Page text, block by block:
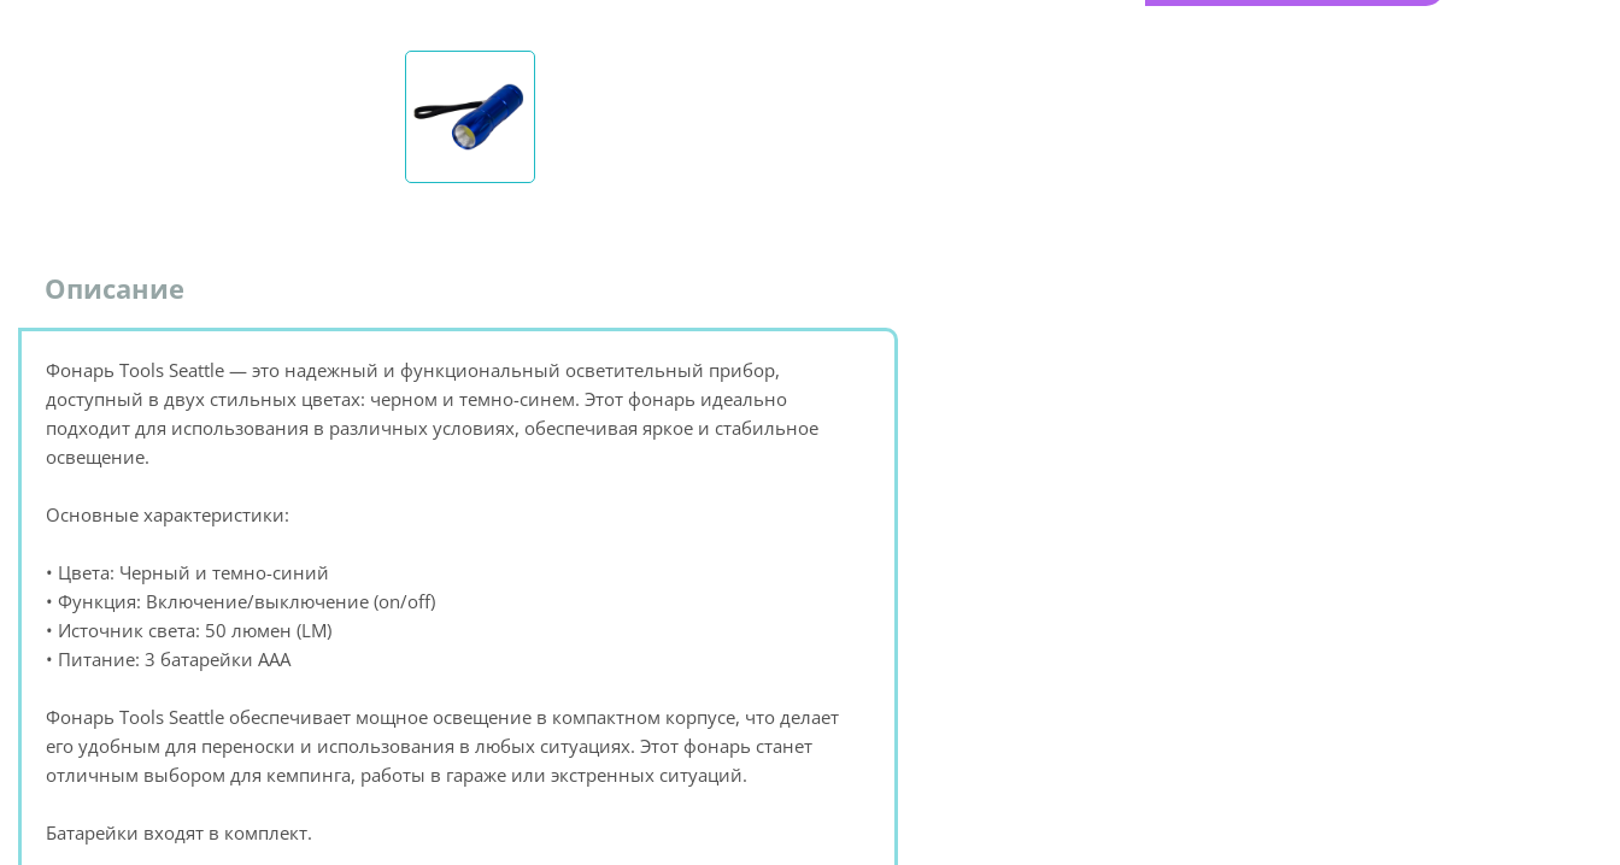
Описание
Фонарь Tools Seattle — это надежный и функциональный осветительный прибор,
доступный в двух стильных цветах: черном и темно-синем. Этот фонарь идеально
подходит для использования в различных условиях, обеспечивая яркое и стабильное
освещение.
Основные характеристики:
• Цвета: Черный и темно-синий
• Функция: Включение/выключение (on/off)
• Источник света: 50 люмен (LM)
• Питание: 3 батарейки AAA
Фонарь Tools Seattle обеспечивает мощное освещение в компактном корпусе, что делает
его удобным для переноски и использования в любых ситуациях. Этот фонарь станет
отличным выбором для кемпинга, работы в гараже или экстренных ситуаций.
Батарейки входят в комплект.